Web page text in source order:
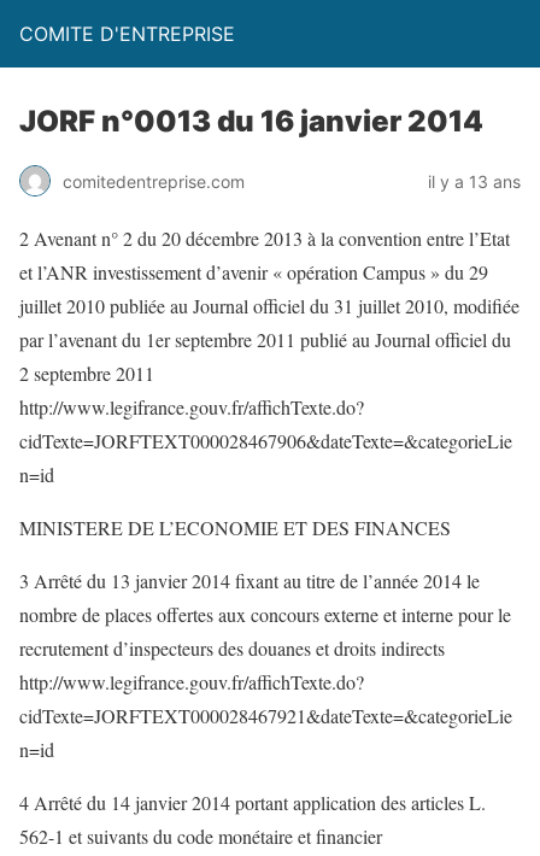
COMITE D'ENTREPRISE
JORF n°0013 du 16 janvier 2014
comitedentreprise.com il y a 13 ans
2 Avenant n° 2 du 20 décembre 2013 à la convention entre l’Etat
et l’ANR investissement d’avenir « opération Campus » du 29
juillet 2010 publiée au Journal officiel du 31 juillet 2010, modifiée
par l’avenant du 1er septembre 2011 publié au Journal officiel du
2 septembre 2011
http://www.legifrance.gouv.fr/affichTexte.do?
cidTexte=JORFTEXT000028467906&dateTexte=&categorieLie
n=id
MINISTERE DE L’ECONOMIE ET DES FINANCES
3 Arrêté du 13 janvier 2014 fixant au titre de l’année 2014 le
nombre de places offertes aux concours externe et interne pour le
recrutement d’inspecteurs des douanes et droits indirects
http://www.legifrance.gouv.fr/affichTexte.do?
cidTexte=JORFTEXT000028467921&dateTexte=&categorieLie
n=id
4 Arrêté du 14 janvier 2014 portant application des articles L.
562-1 et suivants du code monétaire et financier